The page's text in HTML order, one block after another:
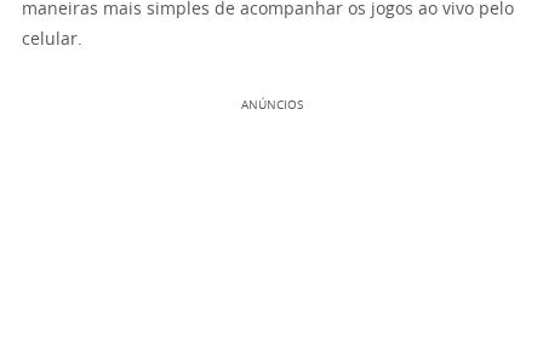
maneiras mais simples de acompanhar os jogos ao vivo pelo
celular.
ANÚNCIOS